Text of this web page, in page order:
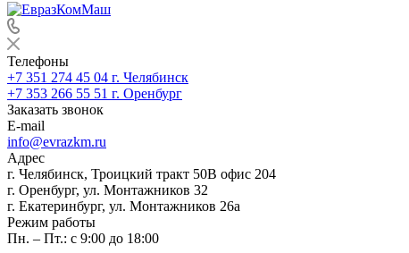
Телефоны
+7 351 274 45 04 г. Челябинск
+7 353 266 55 51 г. Оренбург
Заказать звонок
E-mail
info@evrazkm.ru
Адрес
г. Челябинск, Троицкий тракт 50В офис 204
г. Оренбург, ул. Монтажников 32
г. Екатеринбург, ул. Монтажников 26а
Режим работы
Пн. – Пт.: с 9:00 до 18:00